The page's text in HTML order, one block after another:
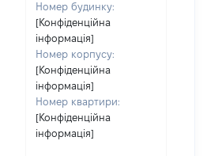
Номер будинку:
[Конфіденційна
інформація]
Номер корпусу:
[Конфіденційна
інформація]
Номер квартири:
[Конфіденційна
інформація]